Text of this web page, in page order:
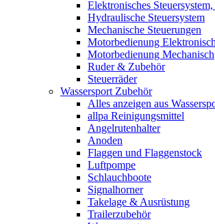
Elektronisches
Hydraulische Steuersystem
Mechanische Steuerungen
Motorbedienung Elektronisch
Motorbedienung Mechanisch
Ruder & Zubehör
Steuerräder
Wassersport Zubehör
Alles anzeigen aus
allpa Reinigungsmittel
Angelrutenhalter
Anoden
Flaggen und Flaggenstock
Luftpompe
Schlauchboote
Signalhorner
Takelage & Ausrüstung
Trailerzubehör